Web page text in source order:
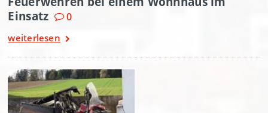
Einsatz
0
weiterlesen